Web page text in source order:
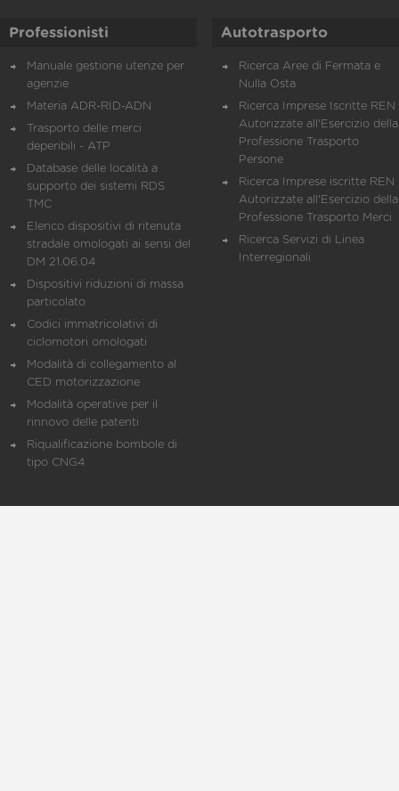
Professionisti
Manuale gestione utenze per
agenzie
Materia ADR-RID-ADN
Trasporto delle merci
deperibili - ATP
Database delle località a
supporto dei sistemi RDS
TMC
Elenco dispositivi di ritenuta
stradale omologati ai sensi del
DM 21.06.04
Dispositivi riduzioni di massa
particolato
Codici immatricolativi di
ciclomotori omologati
Modalità di collegamento al
CED motorizzazione
Modalità operative per il
rinnovo delle patenti
Riqualificazione bombole di
tipo CNG4
Autotrasporto
Ricerca Aree di Fermata e
Nulla Osta
Ricerca Imprese Iscritte REN
Autorizzate all'Esercizio della
Professione Trasporto
Persone
Ricerca Imprese iscritte REN
Autorizzate all'Esercizio della
Professione Trasporto Merci
Ricerca Servizi di Linea
Interregionali